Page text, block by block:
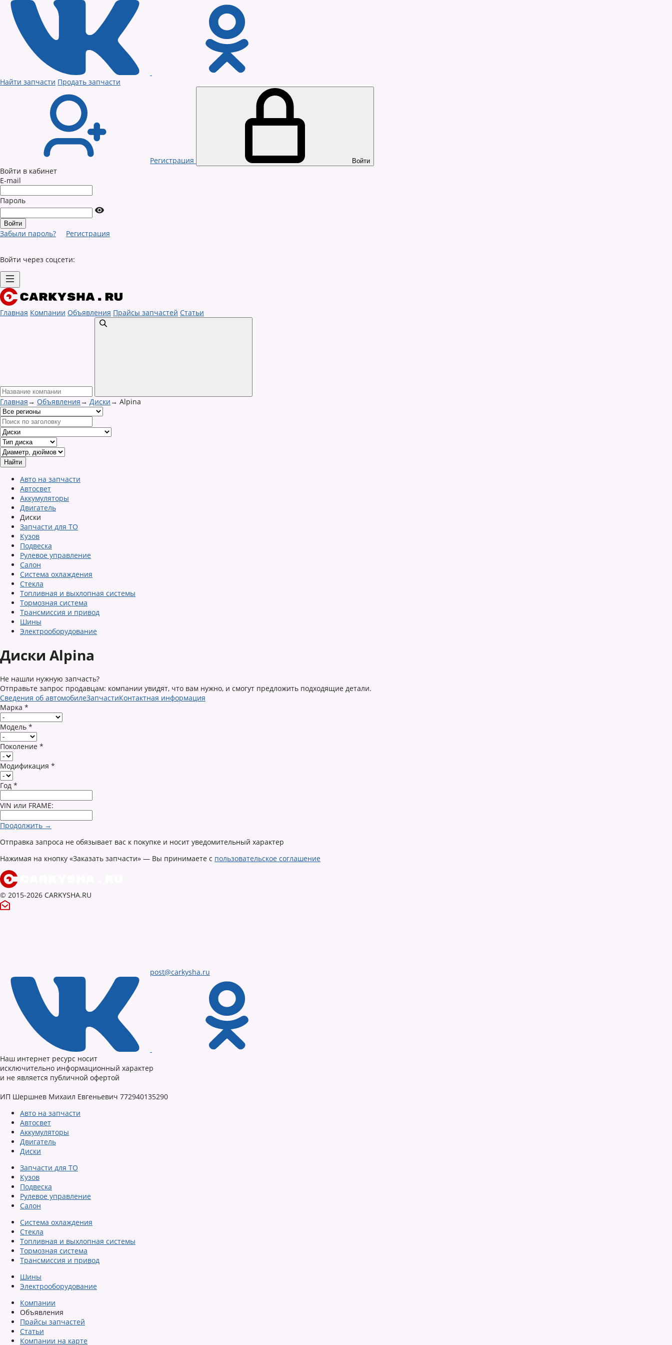
Найти запчасти Продать запчасти
Регистрация Войти
Войти в кабинет
E-mail
Пароль
Забыли пароль? Регистрация
Войти через соцсети:
Главная Компании Объявления Прайсы запчастей Статьи
Главная→ Объявления→ Диски→ Alpina
Авто на запчасти
Автосвет
Аккумуляторы
Двигатель
Диски
Запчасти для ТО
Кузов
Подвеска
Рулевое управление
Салон
Система охлаждения
Стекла
Топливная и выхлопная системы
Тормозная система
Трансмиссия и привод
Шины
Электрооборудование
Диски Alpina
Не нашли нужную запчасть?
Отправьте запрос продавцам: компании увидят, что вам нужно, и смогут предложить подходящие детали.
Сведения об автомобилеЗапчастиКонтактная информация
Марка *
Модель *
Поколение *
Модификация *
Год *
VIN или FRAME:
Продолжить →
Отправка запроса не обязывает вас к покупке и носит уведомительный характер
Нажимая на кнопку «Заказать запчасти» — Вы принимаете с пользовательское соглашение
© 2015-2026 CARKYSHA.RU
post@carkysha.ru
Наш интернет ресурс носит
исключительно информационный характер
и не является публичной офертой
ИП Шершнев Михаил Евгеньевич 772940135290
Авто на запчасти
Автосвет
Аккумуляторы
Двигатель
Диски
Запчасти для ТО
Кузов
Подвеска
Рулевое управление
Салон
Система охлаждения
Стекла
Топливная и выхлопная системы
Тормозная система
Трансмиссия и привод
Шины
Электрооборудование
Компании
Объявления
Прайсы запчастей
Статьи
Компании на карте